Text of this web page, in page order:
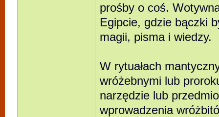
prośby o coś.
Egipcie, gdzie bączki
magii, pisma i wiedzy.
W rytuałach
wróżebnymi lub
narzędzie lub
wprowadzenia